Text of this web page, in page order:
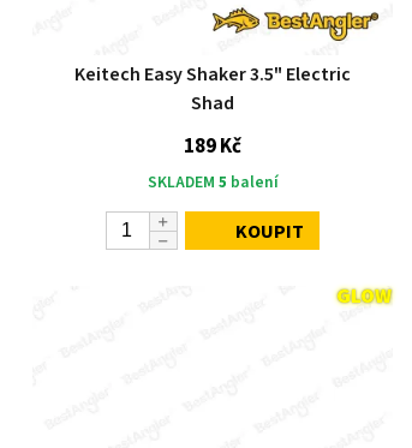
Keitech Easy Shaker 3.5" Electric
Shad
189 Kč
SKLADEM 5 balení
KOUPIT